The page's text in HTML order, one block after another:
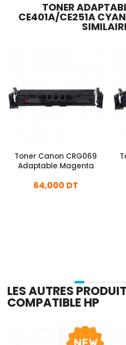
TONER
CE401A/CE251A CYAN
Toner Canon CRG069
Adaptable Magenta
64,000 DT
LES AUTRES
COMPATIBLE HP